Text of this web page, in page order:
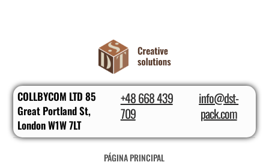
COLLBYCOM LTD 85
Great Portland St,
London W1W 7LT
+48 668 439
709
info@dst-
pack.com
PÁGINA PRINCIPAL